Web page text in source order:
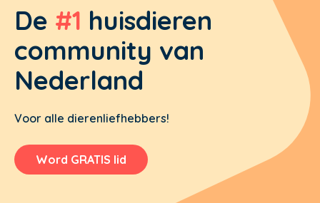
De #1 huisdieren
community van
Nederland
Voor alle dierenliefhebbers!
Word GRATIS lid